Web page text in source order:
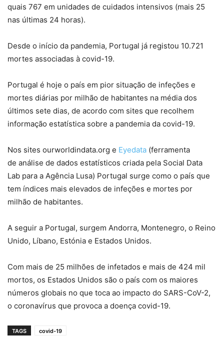
quais 767 em unidades de cuidados intensivos (mais 25
nas últimas 24 horas).
Desde o início da pandemia, Portugal já registou 10.721
mortes associadas à covid-19.
Portugal é hoje o país em pior situação de infeções e
mortes diárias por milhão de habitantes na média dos
últimos sete dias, de acordo com sites que recolhem
informação estatística sobre a pandemia da covid-19.
Nos sites ourworldindata.org e Eyedata (ferramenta
de análise de dados estatísticos criada pela Social Data
Lab para a Agência Lusa) Portugal surge como o país que
tem índices mais elevados de infeções e mortes por
milhão de habitantes.
A seguir a Portugal, surgem Andorra, Montenegro, o Reino
Unido, Líbano, Estónia e Estados Unidos.
Com mais de 25 milhões de infetados e mais de 424 mil
mortos, os Estados Unidos são o país com os maiores
números globais no que toca ao impacto do SARS-CoV-2,
o coronavírus que provoca a doença covid-19.
TAGS covid-19